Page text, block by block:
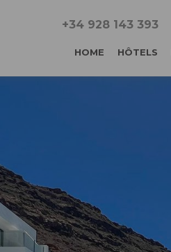
+34 928 143 393
HOME HÔTELS